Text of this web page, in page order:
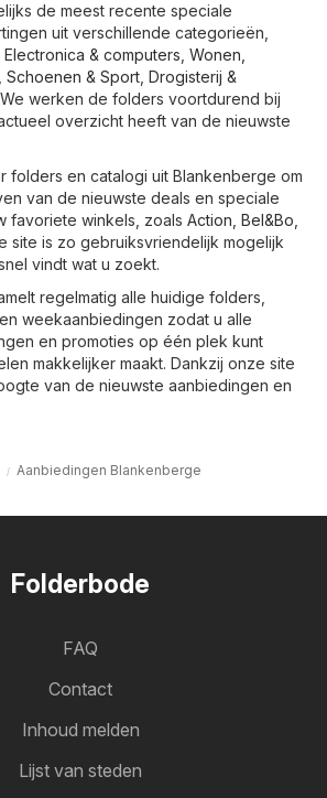
de meest recente speciale
uit verschillende categorieën,
Electronica & computers Wonen,
Schoenen & Sport Drogisterij &
werken de folders voortdurend bij
overzicht heeft van de nieuwste
folders en catalogi uit Blankenberge om
van de nieuwste deals en speciale
favoriete winkels, zoals Action Bel&Bo
site is zo gebruiksvriendelijk mogelijk
vindt wat u zoekt.
regelmatig alle huidige folders,
weekaanbiedingen zodat u alle
en promoties op één plek kunt
makkelijker maakt. Dankzij onze site
van de nieuwste aanbiedingen en
Aanbiedingen Blankenberge
Folderbode
FAQ
Contact
Inhoud melden
Lijst van steden